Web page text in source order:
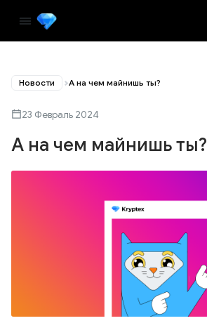
Новости А на чем майнишь ты?
23 Февраль 2024
А на чем майнишь ты?